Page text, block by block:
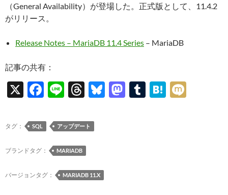
（General Availability）が登場した。正式版として、11.4.2
がリリース。
Release Notes – MariaDB 11.4 Series – MariaDB
記事の共有：
X
F
e
b
o
o
Li
e
T
e
a
ds
Bl M T
H
タグ： SQL アップデート
ブランドタグ： MARIADB
バージョンタグ： MARIADB 11.X